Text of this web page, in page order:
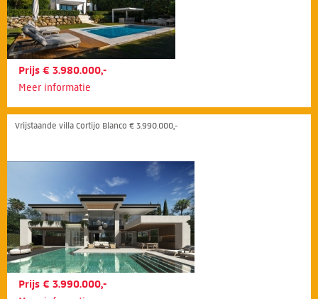
Prijs € 3.980.000,-
Meer informatie
Vrijstaande villa Cortijo Blanco € 3.990.000,-
Prijs € 3.990.000,-